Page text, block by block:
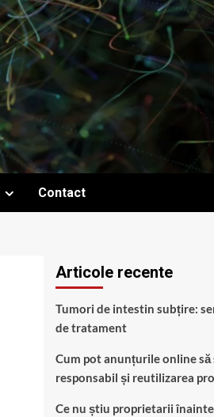
Contact
Articole recente
Tumori de intestin subțire:
de tratament
Cum pot anunțurile online
responsabil și reutilizarea
Ce nu știu proprietarii